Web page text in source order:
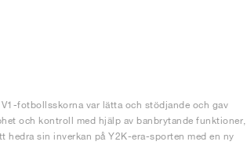
fotbollsskorna var lätta och stödjande och gav
och kontroll med hjälp av banbrytande
hedra sin inverkan på Y2K-era-sporten med en ny